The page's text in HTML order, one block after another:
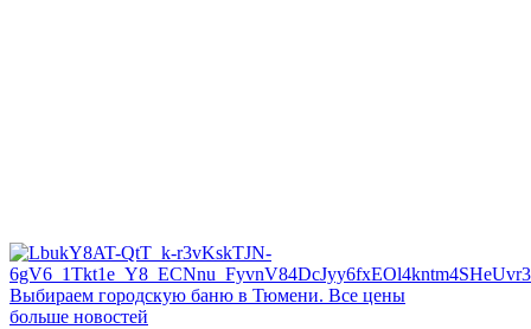
Выбираем городскую баню в Тюмени. Все цены
больше новостей